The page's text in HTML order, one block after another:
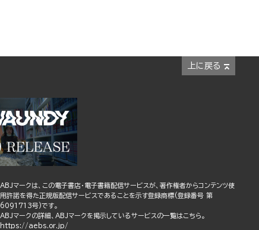
上に戻る
ABJマークは、この電子書店・電子書籍配信サービスが、著作権者からコンテンツ使
用許諾を得た正規版配信サービスであることを示す登録商標(登録番号 第
6091713号)です。
ABJマークの詳細、ABJマークを掲示しているサービスの一覧はこちら。
https://aebs.or.jp/